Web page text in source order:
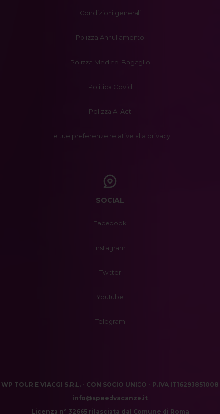
Condizioni generali
Polizza Annullamento
Polizza Medico-Bagaglio
Politica Covid
Polizza AI Act
Le tue preferenze relative alla privacy
SOCIAL
Facebook
Instagram
Twitter
Youtube
Telegram
WP TOUR E VIAGGI S.R.L. - CON SOCIO UNICO - P.IVA IT16293851008
info@speedvacanze.it
Licenza n° 32665 rilasciata dal Comune di Roma